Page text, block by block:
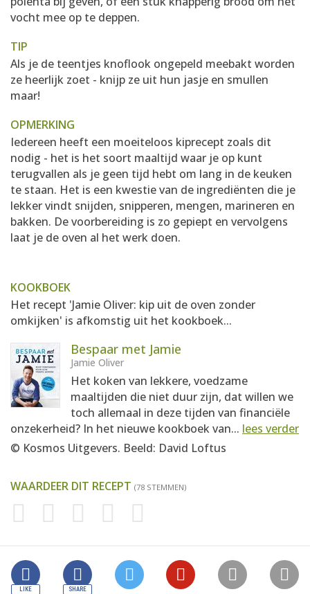
vocht mee op te deppen.
TIP
Als je de teentjes knoflook ongepeld meebakt worden
ze heerlijk zoet - knijp ze uit hun jasje en smullen
maar!
OPMERKING
Iedereen heeft een moeiteloos kiprecept zoals dit
nodig - het is het soort maaltijd waar je op kunt
terugvallen als je geen tijd hebt om lang in de keuken
te staan. Het is een kwestie van de ingrediënten die je
lekker vindt snijden, snipperen, mengen, marineren en
bakken. De voorbereiding is zo gepiept en vervolgens
laat je de oven al het werk doen.
KOOKBOEK
Het recept 'Jamie Oliver: kip uit de oven zonder
omkijken' is afkomstig uit het kookboek...
Bespaar met Jamie
Jamie Oliver
Het koken van lekkere, voedzame
maaltijden die niet duur zijn, dat willen we
toch allemaal in deze tijden van financiële
onzekerheid? In het nieuwe kookboek van... lees verder
© Kosmos Uitgevers. Beeld: David Loftus
WAARDEER DIT RECEPT (78 STEMMEN)